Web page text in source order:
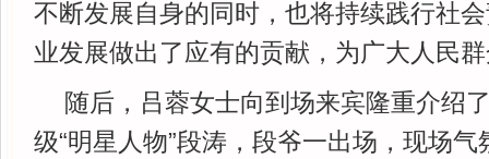
不断发展自身的同时，也将持续践行社
业发展做出了应有的贡献，为广大人民
随后，吕蓉女士向到场来宾隆重介绍
级“明星人物”段涛，段爷一出场，现场